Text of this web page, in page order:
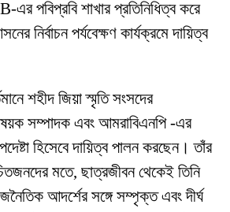
পবিপ্রবি শাখার প্রতিনিধিত্ব করে
নির্বাচন পর্যবেক্ষণ কার্যক্রমে দায়িত্ব
শহীদ জিয়া স্মৃতি সংসদের
সম্পাদক এবং আমরাবিএনপি -এর
হিসেবে দায়িত্ব পালন করছেন। তাঁর
মতে, ছাত্রজীবন থেকেই তিনি
আদর্শের সঙ্গে সম্পৃক্ত এবং দীর্ঘ